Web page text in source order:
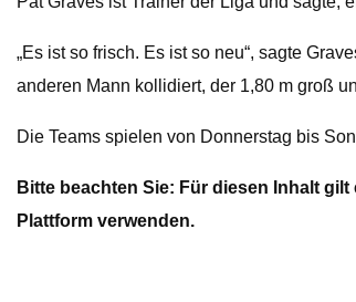
„Es ist so frisch. Es ist so neu“, sagte
anderen Mann kollidiert, der 1,80 m groß
Die Teams spielen von Donnerstag bis
Bitte beachten Sie: Für diesen Inhalt
Plattform verwenden.